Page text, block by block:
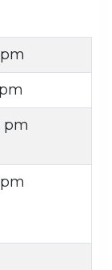
pm